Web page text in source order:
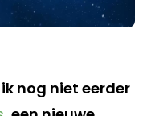
nog niet eerder